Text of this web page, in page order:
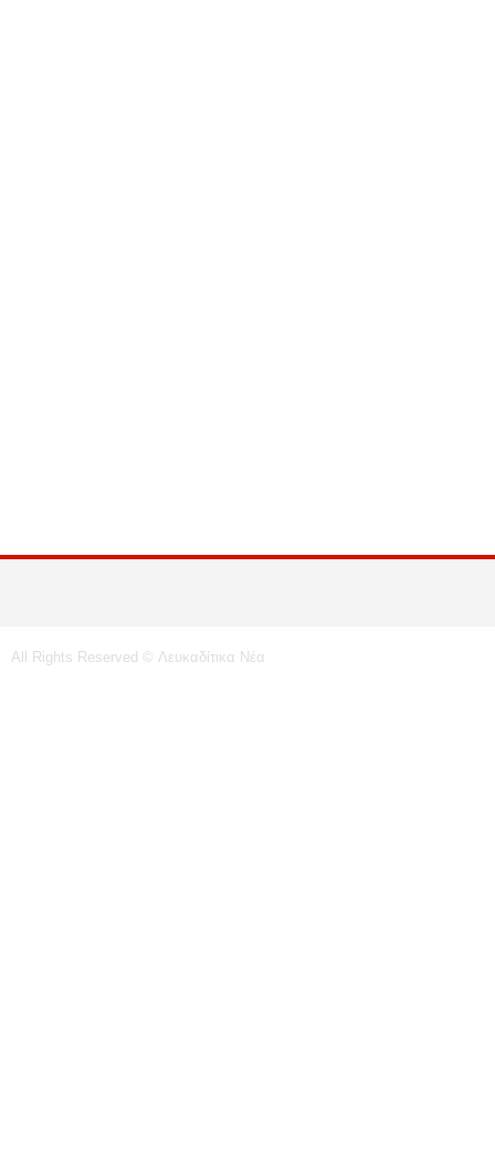
All Rights Reserved © Λευκαδίτικα Νέα